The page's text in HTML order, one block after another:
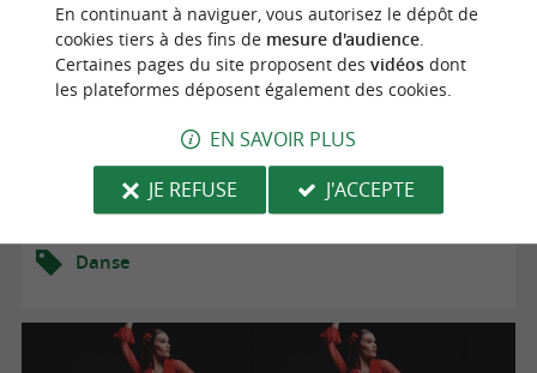
La cecilia tablao
16/10/2026
Bayonne
Danse
En continuant à naviguer, vous autorisez le dépôt de
cookies tiers à des fins de mesure d'audience.
Certaines pages du site proposent des vidéosdont
les plateformes déposent également des cookies.
EN SAVOIR PLUS
JE REFUSE
J'ACCEPTE